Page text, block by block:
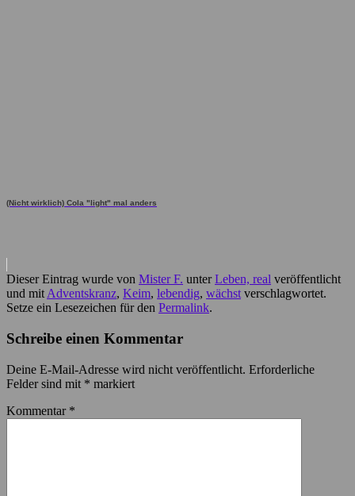
(Nicht wirklich) Cola "light" mal anders
Dieser Eintrag wurde von Mister F. unterLeben, real veröffentlicht
und mit Adventskranz, Keim, lebendig, wächst verschlagwortet.
Setze ein Lesezeichen für den Permalink.
Schreibe einen Kommentar
Deine E-Mail-Adresse wird nicht veröffentlicht. Erforderliche
Felder sind mit * markiert
Kommentar *